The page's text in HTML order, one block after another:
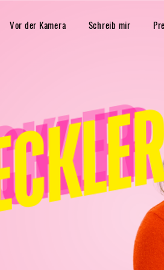
Vor der Kamera Schreib mir